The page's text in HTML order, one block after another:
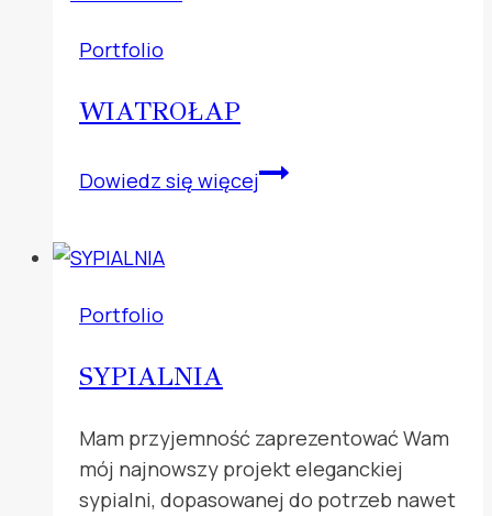
Portfolio
WIATROŁAP
Dowiedz się więcejWIATROŁAP
Portfolio
SYPIALNIA
Mam przyjemność zaprezentować Wam
mój najnowszy projekt eleganckiej
sypialni, dopasowanej do potrzeb nawet